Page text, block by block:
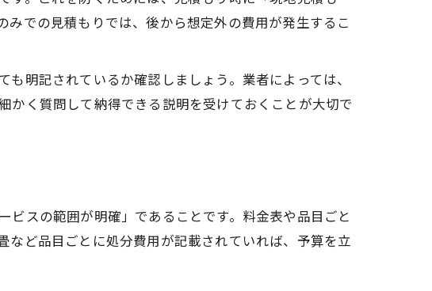
での見積もりでは、後から想定外の費用が発生するこ
明記されているか確認しましょう。業者によっては、
く質問して納得できる説明を受けておくことが大切で
スの範囲が明確」であることです。料金表や品目ごと
ど品目ごとに処分費用が記載されていれば、予算を立